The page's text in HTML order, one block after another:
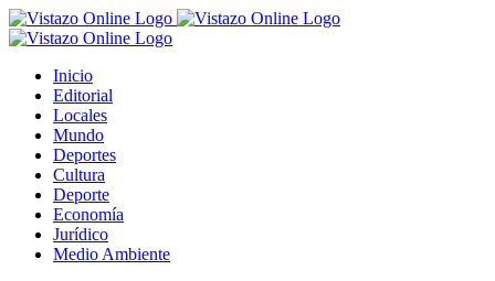
Saltar
al
Inicio
Editorial
Locales
Mundo
Deportes
Cultura
Deporte
Economía
Jurídico
Medio Ambiente